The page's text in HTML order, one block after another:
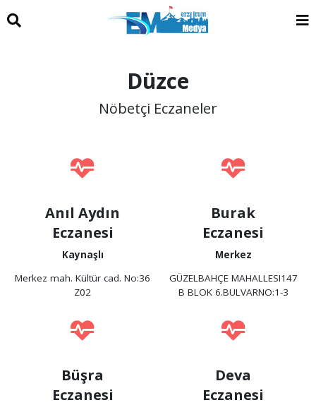
Düzce
Nöbetçi Eczaneler
Anıl Aydın
Eczanesi
Kaynaşlı
Merkez mah. Kültür cad. No:36
Z02
Burak
Eczanesi
Merkez
GÜZELBAHÇE MAHALLESI147
B BLOK 6.BULVARNO:1-3
Büşra
Eczanesi
Deva
Eczanesi